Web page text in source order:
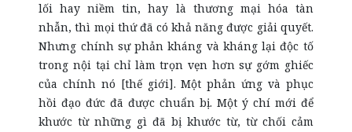
lối hay niềm tin, hay là thương mại hóa tàn
nhẫn, thì mọi thứ đã có khả năng được giải quyết.
Nhưng chính sự phản kháng và kháng lại độc tố
trong nội tại chỉ làm trọn vẹn hơn sự gớm ghiếc
của chính nó [thế giới]. Một phản ứng và phục
hồi đạo đức đã được chuẩn bị. Một ý chí mới để
khước từ những gì đã bị khước từ, từ chối cảm